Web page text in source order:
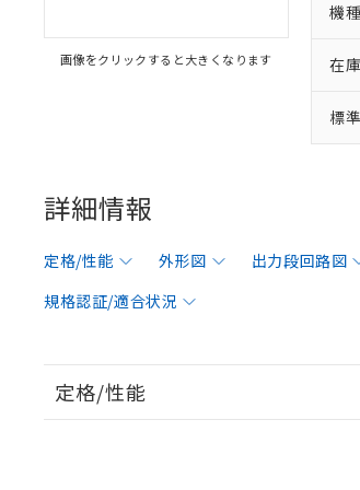
画像をクリックすると大きくなります
機
在
標
詳細情報
定格/性能 外形図 出力段回路図
規格認証/適合状況
定格/性能